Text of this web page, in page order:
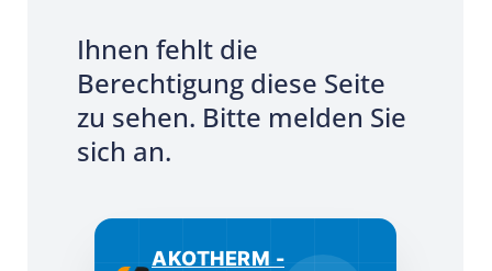
Ihnen fehlt die
Berechtigung diese Seite
zu sehen. Bitte melden Sie
sich an.
AKOTHERM -